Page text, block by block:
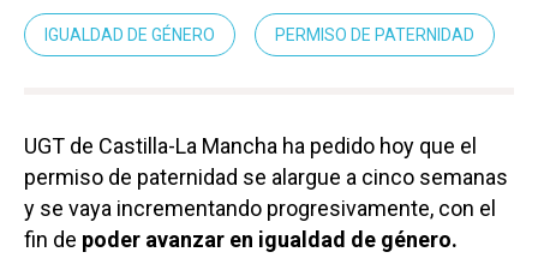
IGUALDAD DE GÉNERO PERMISO DE PATERNIDAD
UGT de Castilla-La Mancha ha pedido hoy que el
permiso de paternidad se alargue a cinco semanas
y se vaya incrementando progresivamente, con el
fin de poder avanzar en igualdad de género.